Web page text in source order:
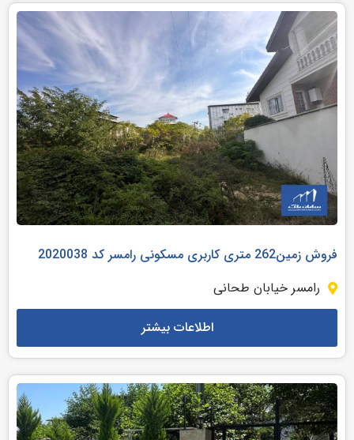
فروش زمین262 متری کاربری مسکونی رامسر کد 2020038
رامسر خیابان طحانی
اطلاعات بیشتر